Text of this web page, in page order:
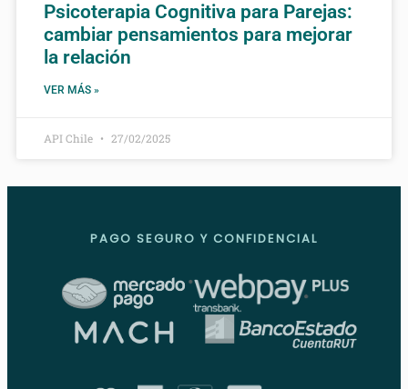
Psicoterapia Cognitiva para Parejas:
cambiar pensamientos para mejorar
la relación
VER MÁS »
API Chile 27/02/2025
PAGO SEGURO Y CONFIDENCIAL